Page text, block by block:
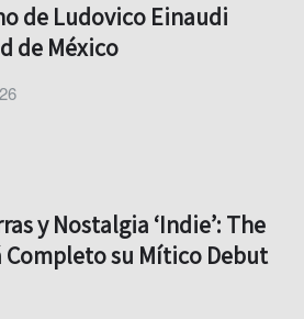
de Ludovico Einaudi
de México
y Nostalgia ‘Indie’: The
Completo su Mítico Debut